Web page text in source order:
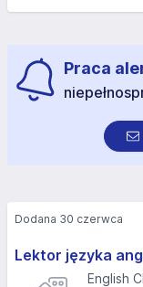
Praca
Lektor języka
English
Dodana 30 czerwca